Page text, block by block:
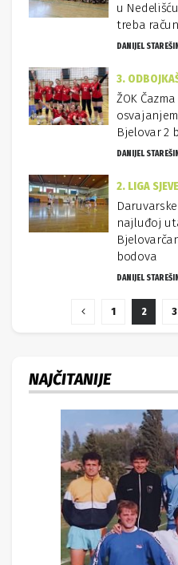
u
treba
DANIJEL
3.
ŽOK
Bjelovar 2
DANIJEL
2. LIGA
najluđoj
bodova
DANIJEL
1 2 3
NAJČITANIJE